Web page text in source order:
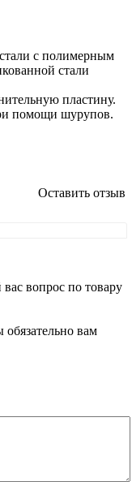
с полимерным
стали
пластину.
помощи шурупов.
Оставить отзыв
вопрос по товару
вам